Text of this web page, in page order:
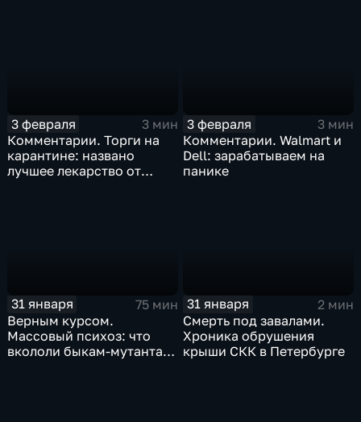
3 февраля
3 мин
Комментарии. Торги на
карантине: названо
лучшее лекарство от
3 февраля
3 мин
Комментарии. Walmart и
Dell: зарабатываем на
панике
31 января
75 мин
Верным курсом.
Массовый психоз: что
вкололи быкам-мутантам,
31 января
2 мин
Смерть под завалами.
Хроника обрушения
крыши СКК в Петербурге